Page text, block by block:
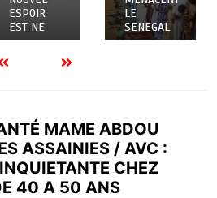
ESPOIR
EST NE
LE
SENEGAL
MAME ABDOU
ASSAINIES / AVC :
CHEZ
40 A 50 ANS